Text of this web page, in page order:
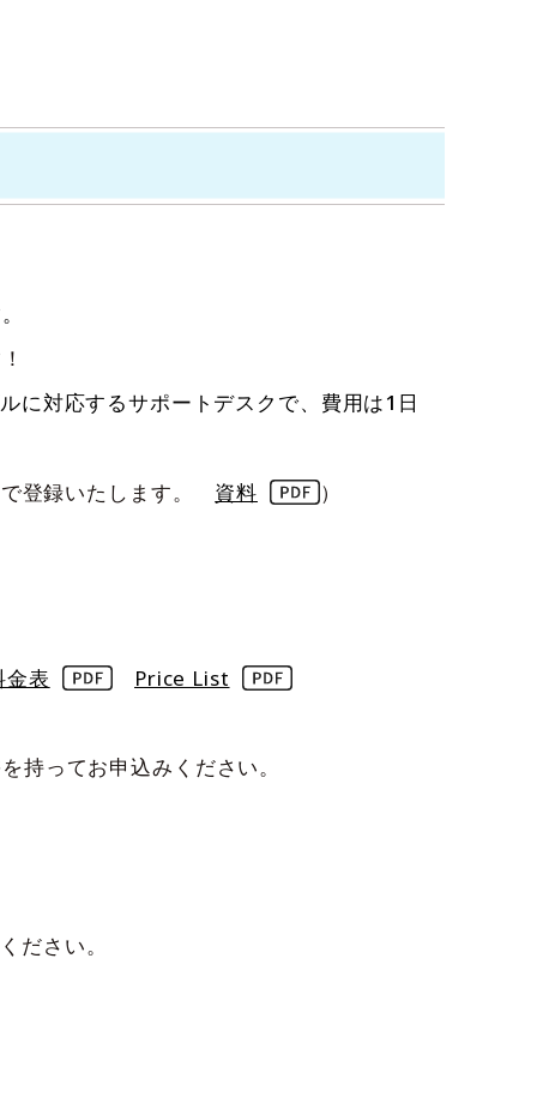
に対応するサポートデスクで、費用は1日
登録いたします。 資料 ）
金表
Price List
持ってお申込みください。
ださい。